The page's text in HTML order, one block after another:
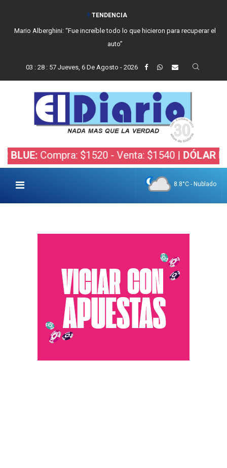
TENDENCIA
Mario Alberghini: “Fue increíble todo lo que hicieron para recuperar el
auto”
03 : 28: 59 Jueves, 6 De Agosto - 2026
$1520 - Venta: $1540 |DÓLAR BOLSA:
8.8°C - Nublado